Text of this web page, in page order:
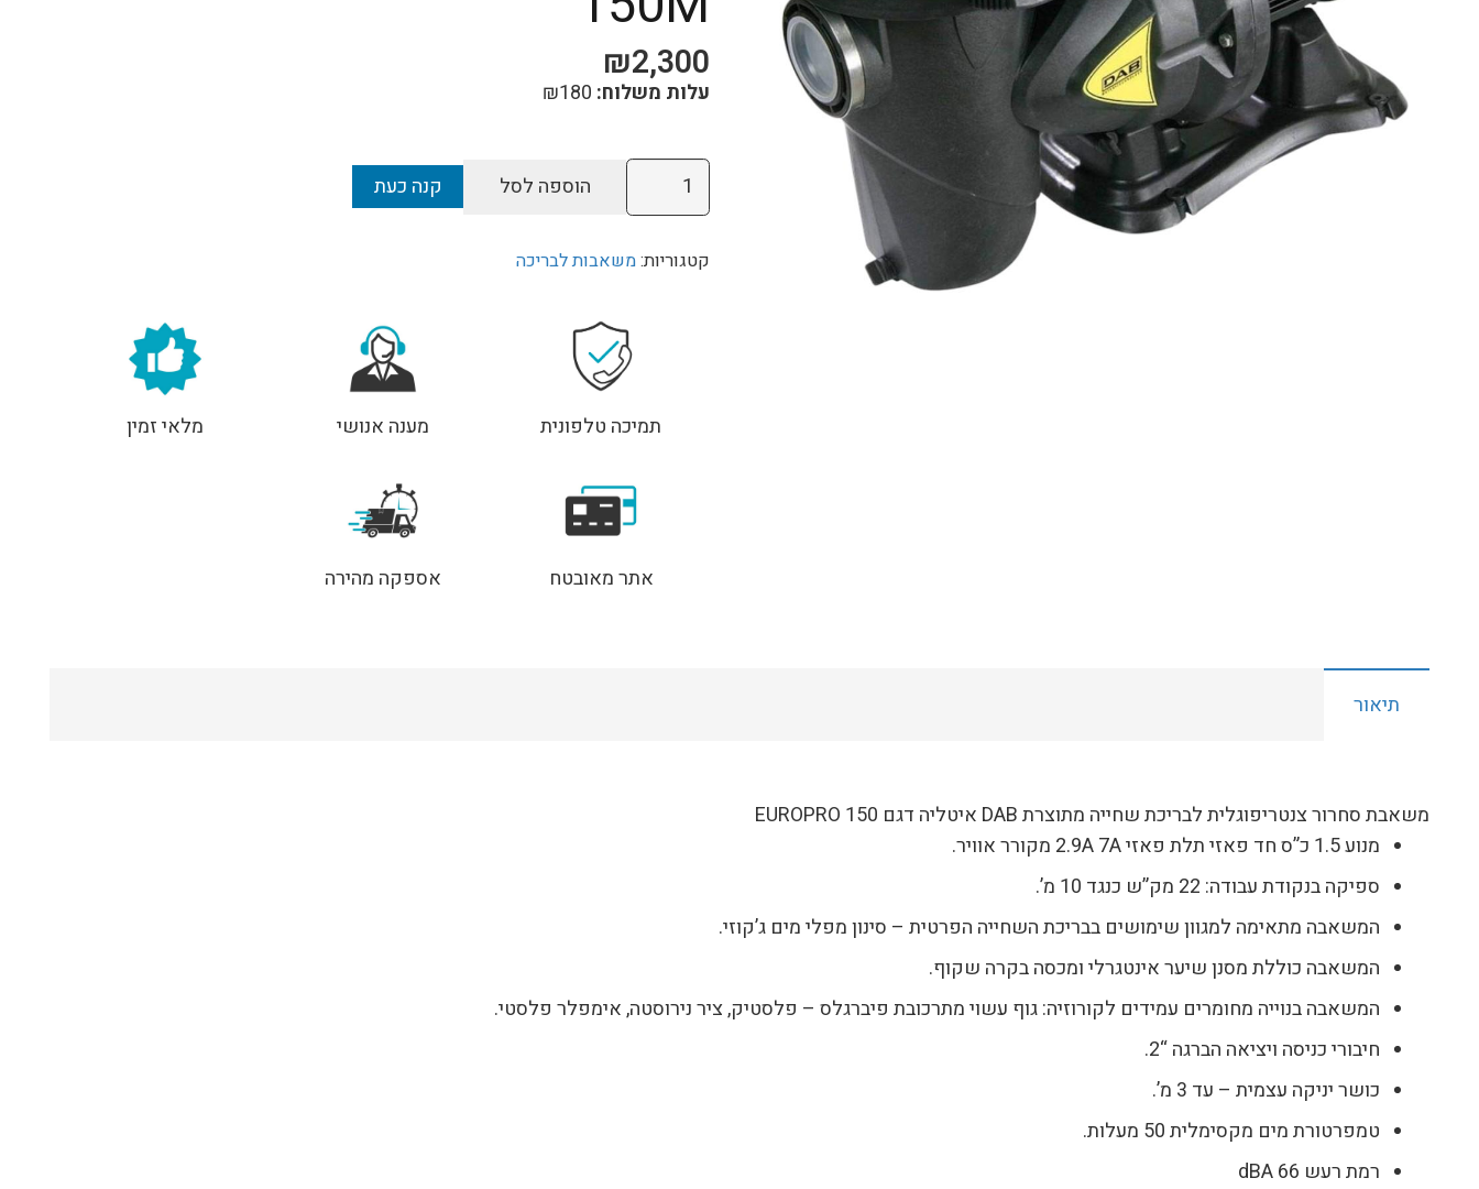
₪2,300
עלות משלוח: ₪180
כמות
של
סינון
הוספה לסל קנה כעת
קטגוריות:משאבות לבריכה
תמיכה טלפונית מענה אנושי מלאי זמין
אתר מאובטח אספקה מהירה
תיאור
משאבת סחרור צנטריפוגלית לבריכת שחייה מתוצרת DAB איטליה דגם EUROPRO 150
מנוע 1.5 כ”ס חד פאזי תלת פאזי 2.9A 7A מקורר אוויר.
ספיקה בנקודת עבודה: 22 מק”ש כנגד 10 מ’.
המשאבה מתאימה למגוון שימושים בבריכת השחייה הפרטית – סינון מפלי מים ג’קוזי.
המשאבה כוללת מסנן שיער אינטגרלי ומכסה בקרה שקוף.
המשאבה בנוייה מחומרים עמידים לקורוזיה: גוף עשוי מתרכובת פיברגלס – פלסטיק, ציר נירוסטה, אימפלר פלסטי.
חיבורי כניסה ויציאה הברגה “2.
כושר יניקה עצמית – עד 3 מ’.
טמפרטורת מים מקסימלית 50 מעלות.
רמת רעש dBA 66